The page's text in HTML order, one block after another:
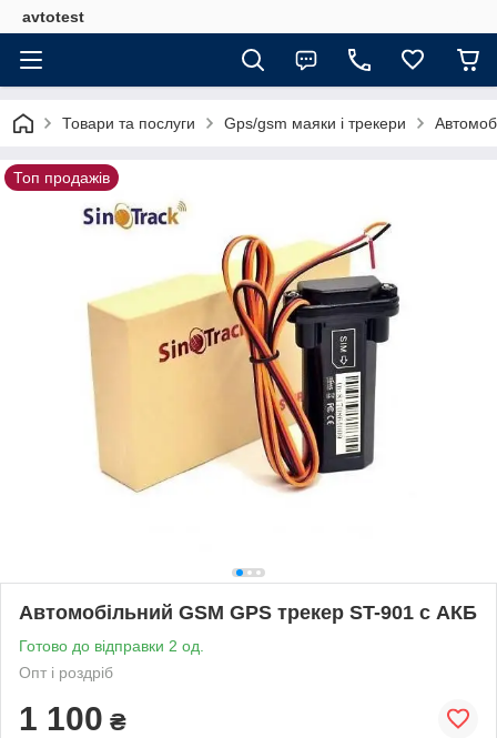
avtotest
Товари та послуги Gps/gsm маяки і трекери
Топ продажів
Автомобільний GSM GPS трекер ST-901 c АКБ
Готово до відправки 2 од.
Опт і роздріб
1 100 ₴